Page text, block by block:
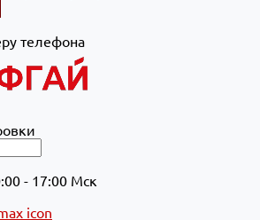
телефона
- 17:00 Мск